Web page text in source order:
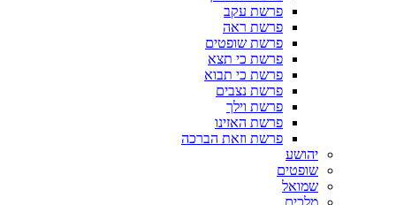
פרשת עקב
פרשת ראה
פרשת שופטים
פרשת כי תצא
פרשת כי תבוא
פרשת נצבים
פרשת וילך
פרשת האזינו
פרשת וזאת הברכה
יהושע
שופטים
שמואל